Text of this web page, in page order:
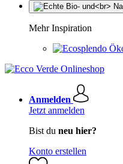
Mehr Inspiration
Anmelden
Jetzt anmelden
Bist du neu hier?
Konto erstellen